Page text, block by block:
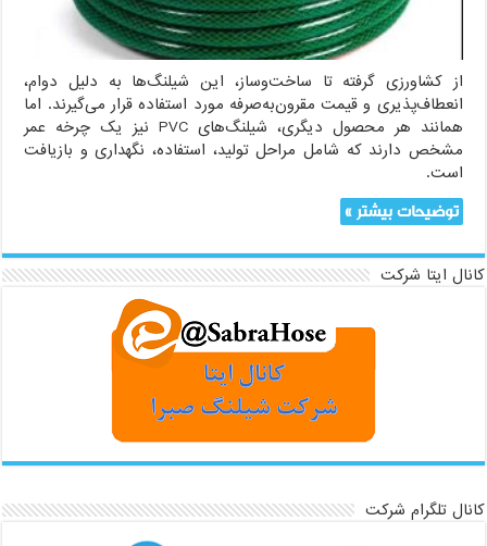
از کشاورزی گرفته تا ساخت‌وساز، این شیلنگ‌ها به دلیل دوام،
انعطاف‌پذیری و قیمت مقرون‌به‌صرفه مورد استفاده قرار می‌گیرند. اما
همانند هر محصول دیگری، شیلنگ‌های PVC نیز یک چرخه عمر
مشخص دارند که شامل مراحل تولید، استفاده، نگهداری و بازیافت
است.
توضیحات بیشتر »
کانال ایتا شرکت
کانال تلگرام شرکت